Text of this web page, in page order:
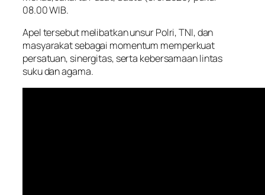
08.00 WIB.
Apel tersebut melibatkan unsur Polri, TNI, dan
masyarakat sebagai momentum memperkuat
persatuan, sinergitas, serta kebersamaan lintas
suku dan agama.